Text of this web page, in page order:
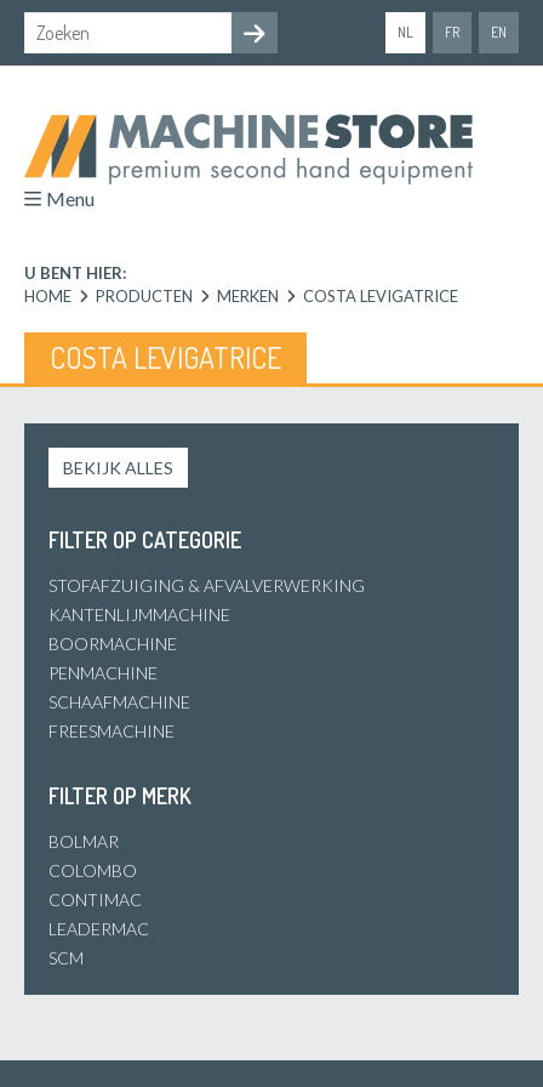
NL FR EN
Menu
U BENT HIER:
HOME
PRODUCTEN MERKEN COSTA LEVIGATRICE
COSTA LEVIGATRICE
BEKIJK ALLES
FILTER OP CATEGORIE
STOFAFZUIGING & AFVALVERWERKING
KANTENLIJMMACHINE
BOORMACHINE
PENMACHINE
SCHAAFMACHINE
FREESMACHINE
FILTER OP MERK
BOLMAR
COLOMBO
CONTIMAC
LEADERMAC
SCM